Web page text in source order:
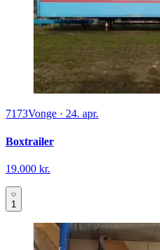
7173Vonge · 24. apr.
Boxtrailer
19.000 kr.
1